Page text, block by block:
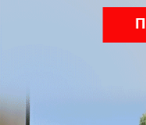
Pro: гибкий подход к